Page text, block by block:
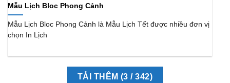
Mẫu Lịch Bloc Phong Cảnh
Mẫu Lịch Bloc Phong Cảnh là Mẫu Lịch Tết được nhiều đơn vị
chọn In Lịch
TẢI THÊM (3 / 342)